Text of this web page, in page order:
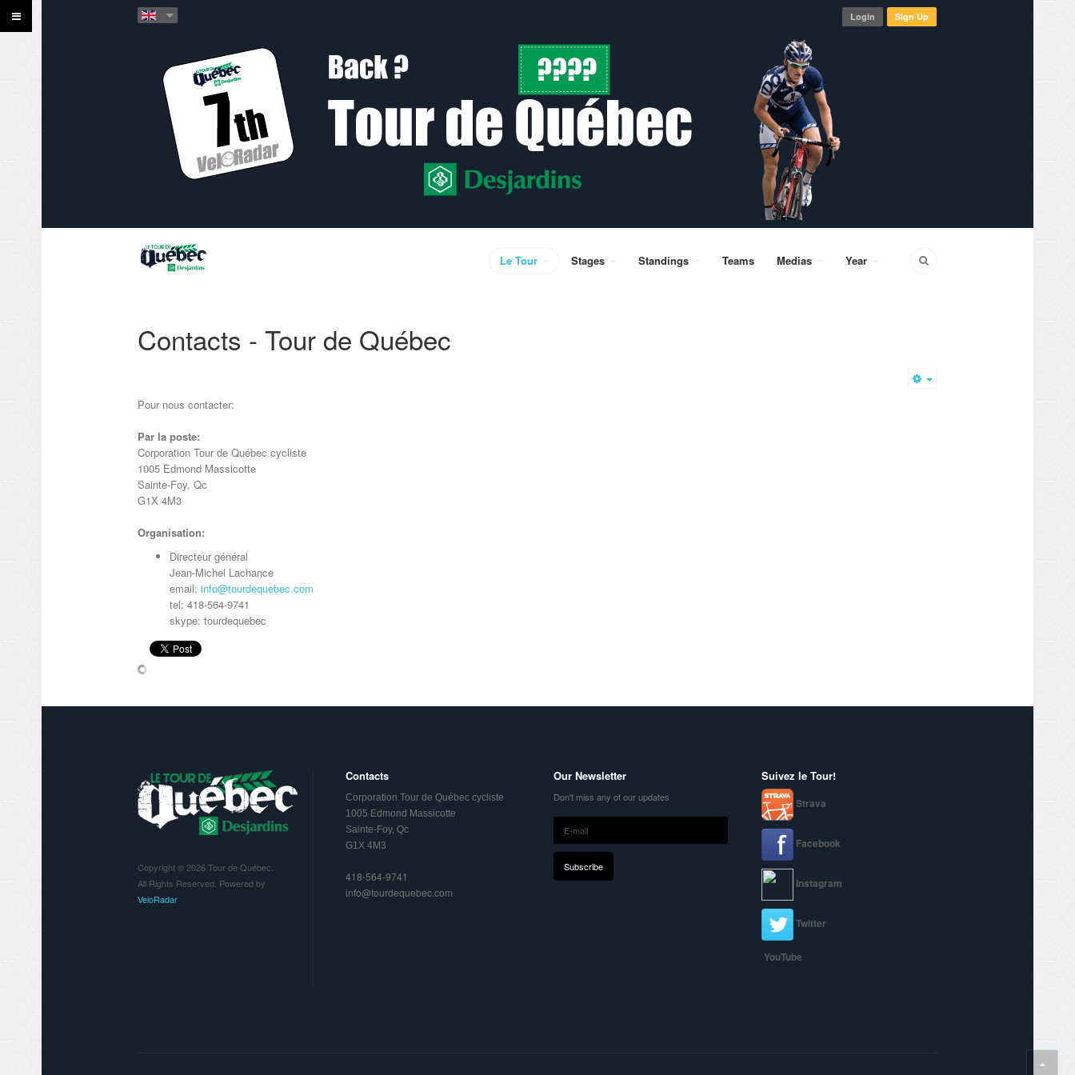
Login Sign Up
Le Tour Stages Standings Teams Medias Year
Contacts - Tour de Québec
Pour nous contacter:
Par la poste:
Corporation Tour de Québec cycliste
1005 Edmond Massicotte
Sainte-Foy, Qc
G1X 4M3
Organisation:
Directeur général
Jean-Michel Lachance
email: info@tourdequebec.com
tel: 418-564-9741
skype: tourdequebec
Copyright © 2026 Tour de Québec.
All Rights Reserved. Powered by
VeloRadar
Contacts
Corporation Tour de Québec cycliste
1005 Edmond Massicotte
Sainte-Foy, Qc
G1X 4M3
418-564-9741
info@tourdequebec.com
Our Newsletter
Don't miss any of our updates
Suivez le Tour!
Strava
Facebook
Instagram
Twitter
YouTube